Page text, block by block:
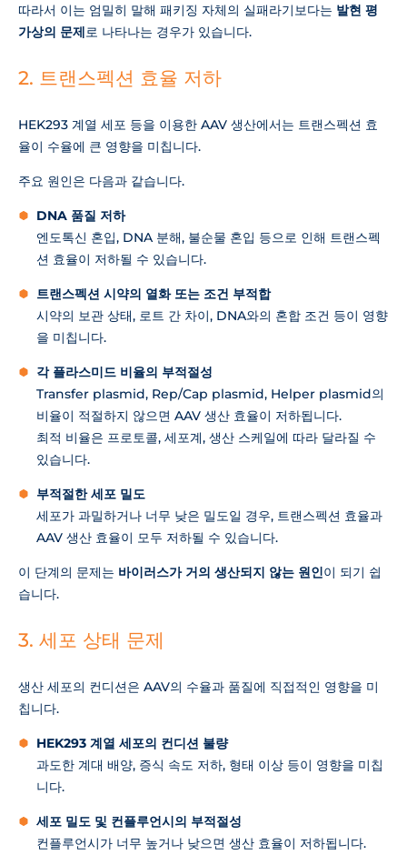
따라서 이는 엄밀히 말해 패키징 자체의 실패라기보다는 발현 평
가상의 문제로 나타나는 경우가 있습니다.
2. 트랜스펙션 효율 저하
HEK293 계열 세포 등을 이용한 AAV 생산에서는 트랜스펙션 효
율이 수율에 큰 영향을 미칩니다.
주요 원인은 다음과 같습니다.
DNA 품질 저하
엔도톡신 혼입, DNA 분해, 불순물 혼입 등으로 인해 트랜스펙
션 효율이 저하될 수 있습니다.
트랜스펙션 시약의 열화 또는 조건 부적합
시약의 보관 상태, 로트 간 차이, DNA와의 혼합 조건 등이 영향
을 미칩니다.
각 플라스미드 비율의 부적절성
Transfer plasmid, Rep/Cap plasmid, Helper plasmid의
비율이 적절하지 않으면 AAV 생산 효율이 저하됩니다.
최적 비율은 프로토콜, 세포계, 생산 스케일에 따라 달라질 수
있습니다.
부적절한 세포 밀도
세포가 과밀하거나 너무 낮은 밀도일 경우, 트랜스펙션 효율과
AAV 생산 효율이 모두 저하될 수 있습니다.
이 단계의 문제는 바이러스가 거의 생산되지 않는 원인이 되기 쉽
습니다.
3. 세포 상태 문제
생산 세포의 컨디션은 AAV의 수율과 품질에 직접적인 영향을 미
칩니다.
HEK293 계열 세포의 컨디션 불량
과도한 계대 배양, 증식 속도 저하, 형태 이상 등이 영향을 미칩
니다.
세포 밀도 및 컨플루언시의 부적절성
컨플루언시가 너무 높거나 낮으면 생산 효율이 저하됩니다.